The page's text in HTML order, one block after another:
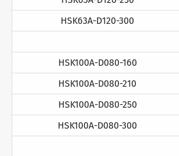
HSK63A-D120-300
HSK100A-D080-160
HSK100A-D080-210
HSK100A-D080-250
HSK100A-D080-300